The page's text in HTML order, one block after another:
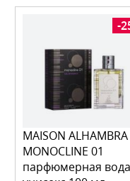
-
MAISON ALHAMBRA
MONOCLINE 01
парфюмерная вода